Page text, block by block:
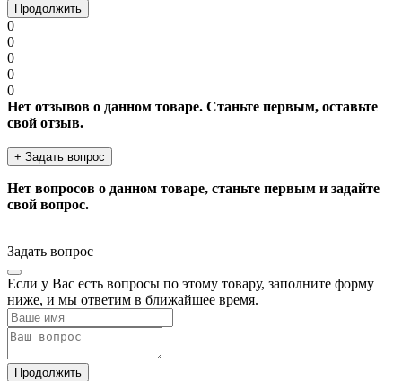
Продолжить
0
0
0
0
0
Нет отзывов о данном товаре. Станьте первым, оставьте
свой отзыв.
+ Задать вопрос
Нет вопросов о данном товаре, станьте первым и задайте
свой вопрос.
Задать вопрос
Если у Вас есть вопросы по этому товару, заполните форму
ниже, и мы ответим в ближайшее время.
Продолжить